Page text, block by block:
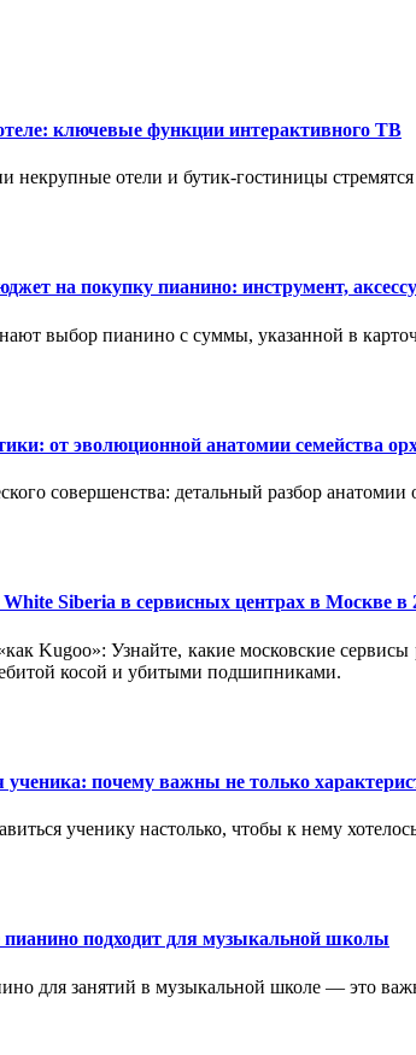
ключевые функции интерактивного ТВ
некрупные отели и бутик-гостиницы
на покупку пианино: инструмент,
выбор пианино с суммы, указанной в
от эволюционной анатомии семейства
совершенства: детальный разбор
Siberia в сервисных центрах в Москве в
Kugoo»: Узнайте, какие московские
косой и убитыми подшипниками.
ученика: почему важны не только
ученику настолько, чтобы к нему
подходит для музыкальной школы
для занятий в музыкальной школе — это